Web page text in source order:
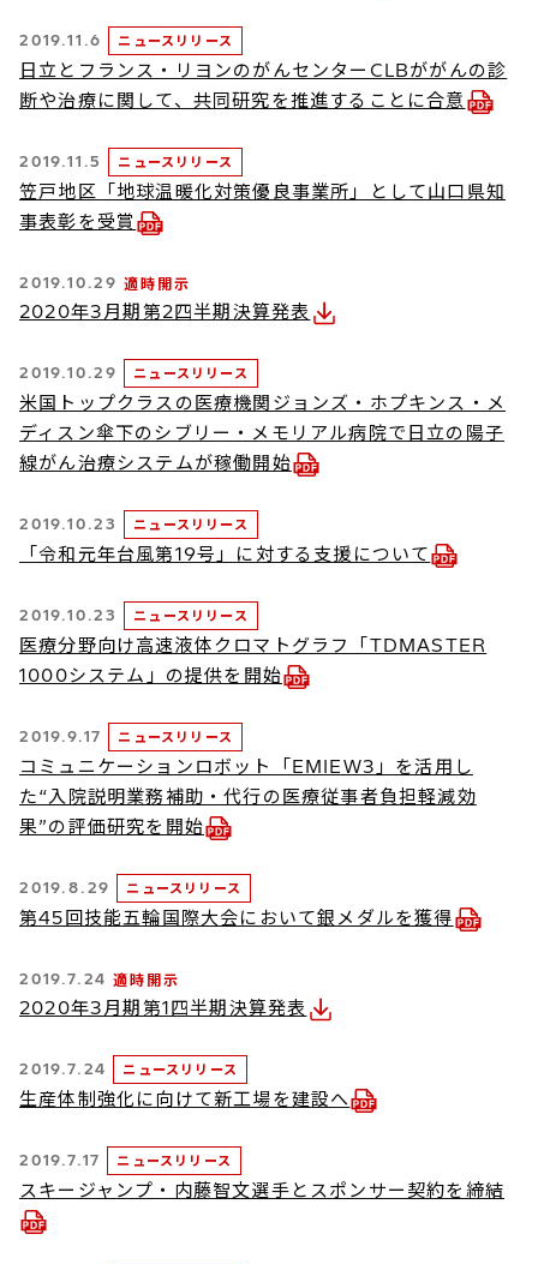
2019.11.6 ニュースリリース
日立とフランス・リヨンのがんセンターCLBががんの診
断や治療に関して、共同研究を推進することに合意
2019.11.5 ニュースリリース
笠戸地区「地球温暖化対策優良事業所」として山口県知
事表彰を受賞
2019.10.29 適時開示
2020年3月期第2四半期決算発表
2019.10.29 ニュースリリース
米国トップクラスの医療機関ジョンズ・ホプキンス・メ
ディスン傘下のシブリー・メモリアル病院で日立の陽子
線がん治療システムが稼働開始
2019.10.23 ニュースリリース
「令和元年台風第19号」に対する支援について
2019.10.23 ニュースリリース
医療分野向け高速液体クロマトグラフ「TDMASTER
1000システム」の提供を開始
2019.9.17 ニュースリリース
コミュニケーションロボット「EMIEW3」を活用し
た“入院説明業務補助・代行の医療従事者負担軽減効
果”の評価研究を開始
2019.8.29 ニュースリリース
第45回技能五輪国際大会において銀メダルを獲得
2019.7.24 適時開示
2020年3月期第1四半期決算発表
2019.7.24 ニュースリリース
生産体制強化に向けて新工場を建設へ
2019.7.17 ニュースリリース
スキージャンプ・内藤智文選手とスポンサー契約を締結